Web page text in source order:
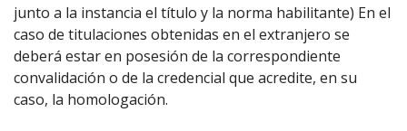
junto a la instancia el título y la norma habilitante) En el
caso de titulaciones obtenidas en el extranjero se
deberá estar en posesión de la correspondiente
convalidación o de la credencial que acredite, en su
caso, la homologación.